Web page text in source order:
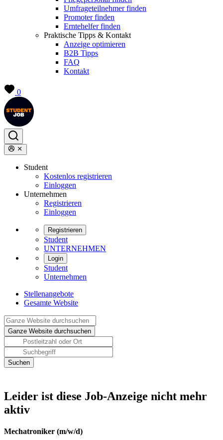
Umfrageteilnehmer finden
Promoter finden
Erntehelfer finden
Praktische Tipps & Kontakt
Anzeige optimieren
B2B Tipps
FAQ
Kontakt
0
Student
Kostenlos registrieren
Einloggen
Unternehmen
Registrieren
Einloggen
Registrieren
Student
UNTERNEHMEN
Login
Student
Unternehmen
Stellenangebote
Gesamte Website
Leider ist diese Job-Anzeige nicht mehr
aktiv
Mechatroniker (m/w/d)